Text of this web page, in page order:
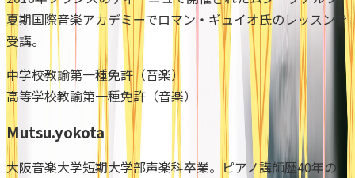
夏期国際音楽アカデミーでロマン・ギュイオ氏のレッスンを
受講。
中学校教諭第一種免許（音楽）
高等学校教諭第一種免許（音楽）
Mutsu.yokota
大阪音楽大学短期大学部声楽科卒業。ピアノ講師歴40年の